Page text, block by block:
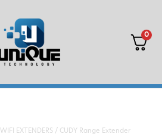
0
WIFI EXTENDERS / CUDY Range Extender